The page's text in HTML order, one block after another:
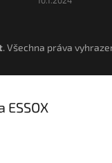
. Všechna práva